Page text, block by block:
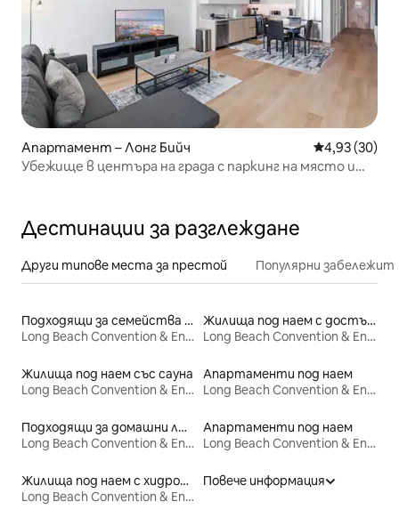
Апартамент – Лонг Бийч Средна
4,93 (30)
Убежище в центъра на града с паркинг на място и
Дестинации за разглеждане
Други типове места за престой Популярни
Подходящи за семейства места под наем
Long Beach Convention & Entertainment Center
Жилища под наем с достъп до плажа
Long Beach Convention & Entertainment Center
Жилища под наем със сауна
Long Beach Convention & Entertainment Center
Апартаменти под наем
Long Beach Convention & Entertainment Center
Подходящи за домашни любимци места под наем
Long Beach Convention & Entertainment Center
Апартаменти под наем
Long Beach Convention & Entertainment Center
Жилища под наем с хидромасажна вана
Long Beach Convention & Entertainment Center
Повече информация